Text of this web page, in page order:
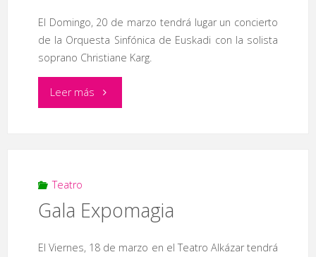
El Domingo, 20 de marzo tendrá lugar un concierto
de la Orquesta Sinfónica de Euskadi con la solista
soprano Christiane Karg.
Leer más"Concierto
Sintónica
de
Teatro
Gala Expomagia
El Viernes, 18 de marzo en el Teatro Alkázar tendrá